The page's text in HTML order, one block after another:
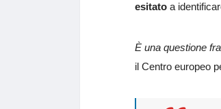
esitato a
È una questione
il Centro europeo